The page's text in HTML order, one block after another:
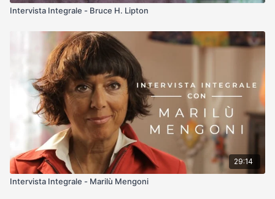
Intervista Integrale - Bruce H. Lipton
29:14
Intervista Integrale - Marilù Mengoni